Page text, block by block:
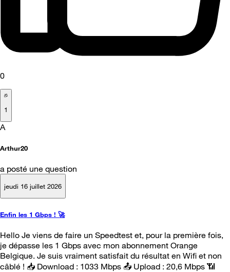
0
1
A
Arthur20
a posté une question
jeudi 16 juillet 2026
Enfin les 1 Gbps ! 🚀
Hello Je viens de faire un Speedtest et, pour la première fois,
je dépasse les 1 Gbps avec mon abonnement Orange
Belgique. Je suis vraiment satisfait du résultat en Wifi et non
câblé ! 📥 Download : 1033 Mbps 📤 Upload : 20,6 Mbps 📶